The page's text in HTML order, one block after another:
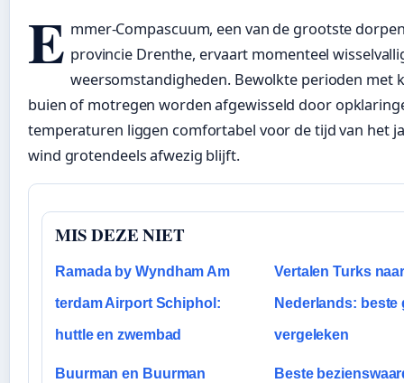
E mmer-Compascuum, een van de grootste
provincie Drenthe, ervaart momenteel
weersomstandigheden. Bewolkte perioden met
buien of motregen worden afgewisseld door
temperaturen liggen comfortabel voor de tijd van het
wind grotendeels afwezig blijft.
MIS DEZE NIET
Ramada by Wyndham Am
terdam Airport Schiphol:
huttle en zwembad
Vertalen Turks
Nederlands: beste
vergeleken
Buurman en Buurman Beste